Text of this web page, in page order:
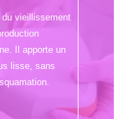
vieillissement
Il apporte un
lisse, sans